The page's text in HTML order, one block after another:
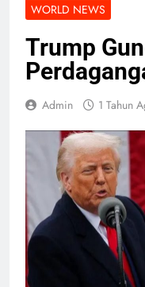
WORLD NEWS
Trump
Admin 1 Tahun